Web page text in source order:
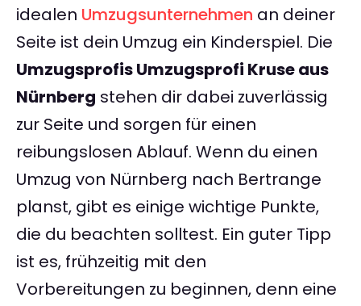
idealen Umzugsunternehmen an deiner
Seite ist dein Umzug ein Kinderspiel. Die
Umzugsprofis Umzugsprofi Kruse aus
Nürnberg stehen dir dabei zuverlässig
zur Seite und sorgen für einen
reibungslosen Ablauf. Wenn du einen
Umzug von Nürnberg nach Bertrange
planst, gibt es einige wichtige Punkte,
die du beachten solltest. Ein guter Tipp
ist es, frühzeitig mit den
Vorbereitungen zu beginnen, denn eine